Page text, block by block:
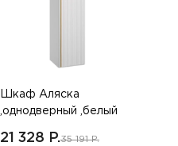
Шкаф Аляска
,однодверный ,белый
21 328 P.35 191 P.